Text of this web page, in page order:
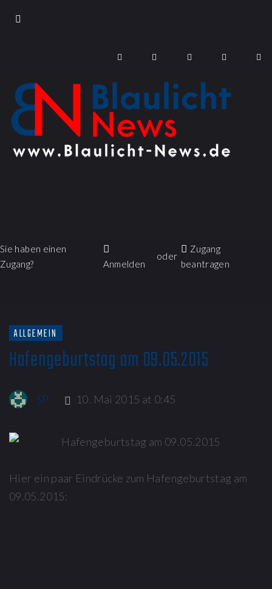
Sie haben einen
Zugang?
Anmelden
oder
Zugang
beantragen
ALLGEMEIN
Hafengeburtstag am 09.05.2015
SP 10. Mai 2015 at 0:45
Hier ein paar Eindrücke zum Hafengeburtstag am
09.05.2015: